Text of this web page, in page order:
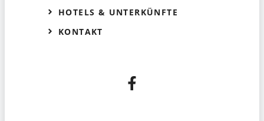
HOTELS & UNTERKÜNFTE
KONTAKT